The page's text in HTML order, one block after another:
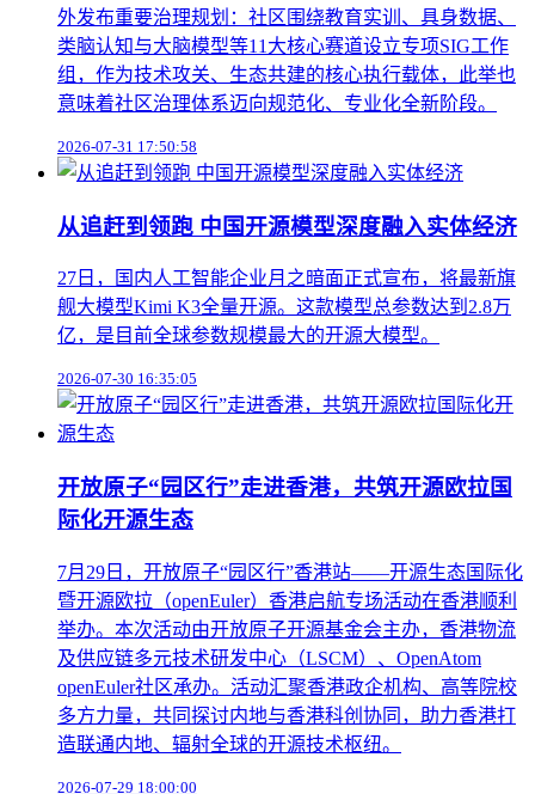
外发布重要治理规划：社区围绕教育实训、具身数据、
类脑认知与大脑模型等11大核心赛道设立专项SIG工作
组，作为技术攻关、生态共建的核心执行载体，此举也
意味着社区治理体系迈向规范化、专业化全新阶段。
2026-07-31 17:50:58
从追赶到领跑 中国开源模型深度融入实体经济
27日，国内人工智能企业月之暗面正式宣布，将最新旗
舰大模型Kimi K3全量开源。这款模型总参数达到2.8万
亿，是目前全球参数规模最大的开源大模型。
2026-07-30 16:35:05
开放原子“园区行”走进香港，共筑开源欧拉国
际化开源生态
7月29日，开放原子“园区行”香港站——开源生态国际化
暨开源欧拉（openEuler）香港启航专场活动在香港顺利
举办。本次活动由开放原子开源基金会主办，香港物流
及供应链多元技术研发中心（LSCM）、OpenAtom
openEuler社区承办。活动汇聚香港政企机构、高等院校
多方力量，共同探讨内地与香港科创协同，助力香港打
造联通内地、辐射全球的开源技术枢纽。
2026-07-29 18:00:00